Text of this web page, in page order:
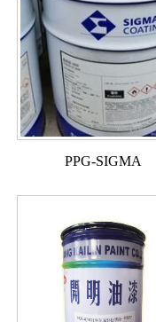
PPG-SIGMA